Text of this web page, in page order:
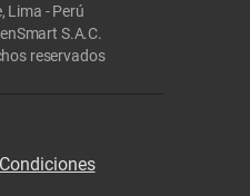
Lima - Perú
S.A.C.
reservados